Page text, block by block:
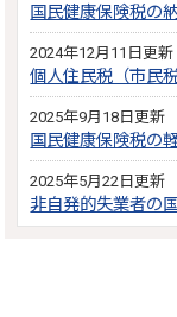
国民健康保険税の
2024年12月11日更新
個人住民税（市民
2025年9月18日更新
国民健康保険税の
2025年5月22日更新
非自発的失業者の